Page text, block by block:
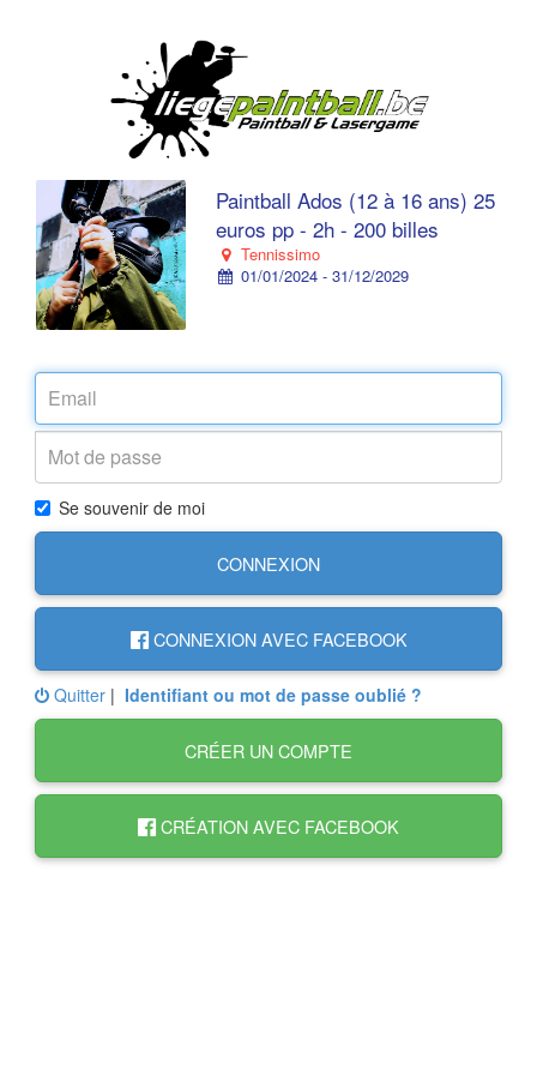
Paintball Ados (12 à 16 ans) 25
euros pp - 2h - 200 billes
Tennissimo
01/01/2024 - 31/12/2029
Se souvenir de moi
CONNEXION
CONNEXION AVEC FACEBOOK
Quitter | Identifiant ou mot de passe oublié ?
CRÉER UN COMPTE
CRÉATION AVEC FACEBOOK